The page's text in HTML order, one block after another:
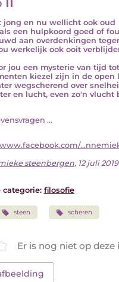
jong en nu wellicht ook oud
een hulpkoord goed of
aan overdenkingen
werkelijk ook ooit
jou een mysterie van tijd
kiezel zijn in de open
wegscherend over
en lucht, even zo'n vlucht
...
steenbergen, 12 juli 2019
categorie: filosofie
steen scheren
Er is nog niet op